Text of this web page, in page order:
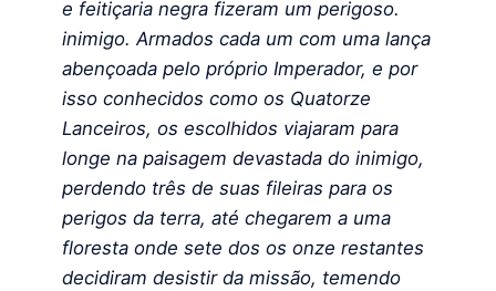
e feitiçaria negra fizeram um perigoso.
inimigo. Armados cada um com uma lança
abençoada pelo próprio Imperador, e por
isso conhecidos como os Quatorze
Lanceiros, os escolhidos viajaram para
longe na paisagem devastada do inimigo,
perdendo três de suas fileiras para os
perigos da terra, até chegarem a uma
floresta onde sete dos os onze restantes
decidiram desistir da missão, temendo